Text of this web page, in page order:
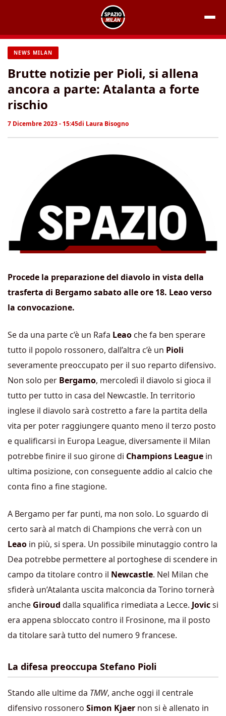
contenuto
NEWS MILAN
Brutte notizie per Pioli, si allena
ancora a parte: Atalanta a forte
rischio
7 Dicembre 2023 - 15:45di Laura Bisogno
Procede la preparazione del diavolo in vista della
trasferta di Bergamo sabato alle ore 18. Leao verso
la convocazione.
Se da una parte c’è un Rafa Leao che fa ben sperare
tutto il popolo rossonero, dall’altra c’è un Pioli
severamente preoccupato per il suo reparto difensivo.
Non solo per Bergamo, mercoledì il diavolo si gioca il
tutto per tutto in casa del Newcastle. In territorio
inglese il diavolo sarà costretto a fare la partita della
vita per poter raggiungere quanto meno il terzo posto
e qualificarsi in Europa League, diversamente il Milan
potrebbe finire il suo girone di Champions League in
ultima posizione, con conseguente addio al calcio che
conta fino a fine stagione.
A Bergamo per far punti, ma non solo. Lo sguardo di
certo sarà al match di Champions che verrà con un
Leao in più, si spera. Un possibile minutaggio contro la
Dea potrebbe permettere al portoghese di scendere in
campo da titolare contro il Newcastle. Nel Milan che
sfiderà un’Atalanta uscita malconcia da Torino tornerà
anche Giroud dalla squalifica rimediata a Lecce. Jovicsi
era appena sbloccato contro il Frosinone, ma il posto
da titolare sarà tutto del numero 9 francese.
La difesa preoccupa Stefano Pioli
Stando alle ultime da TMW, anche oggi il centrale
difensivo rossonero Simon Kjaer non si è allenato in